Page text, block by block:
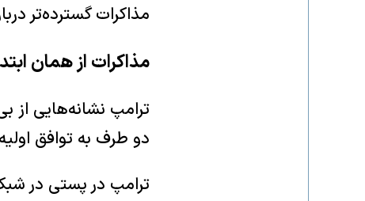
مذاکرات گسترده‌تر
مذاکرات از همان
ترامپ نشانه‌هایی از
دو طرف به توافق
ترامپ در پستی در